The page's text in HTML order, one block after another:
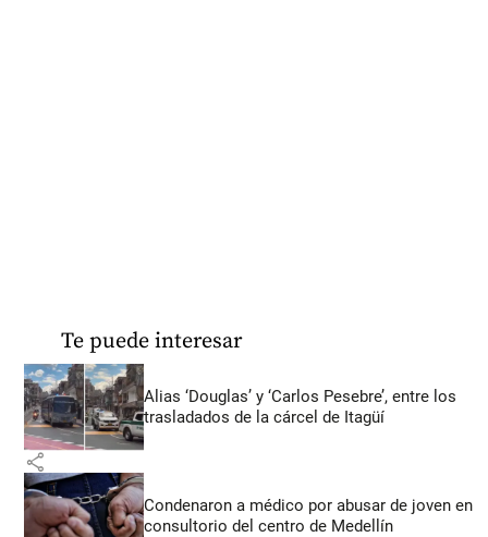
Te puede interesar
Alias ‘Douglas’ y ‘Carlos Pesebre’, entre los
trasladados de la cárcel de Itagüí
share
Condenaron a médico por abusar de joven en
consultorio del centro de Medellín